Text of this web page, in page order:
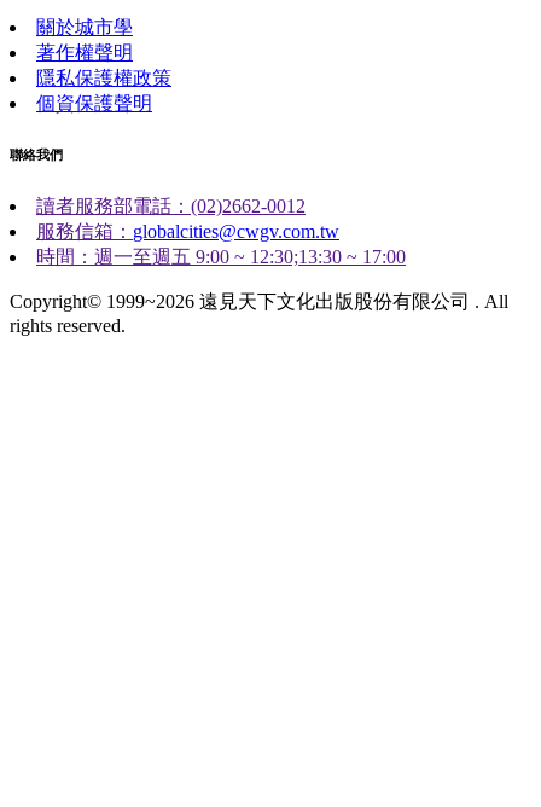
關於城市學
著作權聲明
隱私保護權政策
個資保護聲明
聯絡我們
讀者服務部電話：(02)2662-0012
服務信箱： globalcities@cwgv.com.tw
時間：週一至週五 9:00 ~ 12:30;13:30 ~ 17:00
Copyright© 1999~2026 遠見天下文化出版股份有限公司 . All
rights reserved.